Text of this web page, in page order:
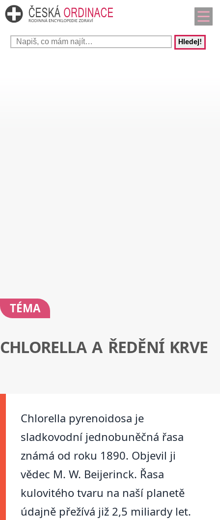
Hledej!
TÉMA
CHLORELLA A ŘEDĚNÍ KRVE
Chlorella pyrenoidosa je
sladkovodní jednobuněčná řasa
známá od roku 1890. Objevil ji
vědec M. W. Beijerinck. Řasa
kulovitého tvaru na naší planetě
údajně přežívá již 2,5 miliardy let.